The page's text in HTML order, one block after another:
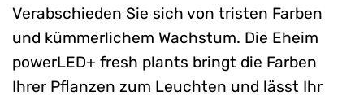
Verabschieden Sie sich von tristen Farben
und kümmerlichem Wachstum. Die Eheim
powerLED+ fresh plants bringt die Farben
Ihrer Pflanzen zum Leuchten und lässt Ihr